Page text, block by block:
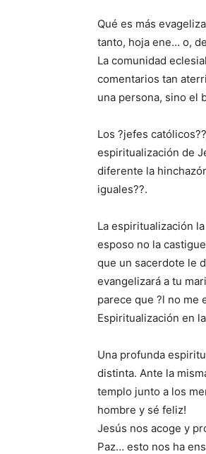
Qué es más
tanto, hoja ene… o,
La comunidad
comentarios tan
una persona, sino el
Los ?jefes
espiritualización de
diferente la
iguales??.
La espiritualización
esposo no la
que un sacerdote le
evangelizará a tu
parece que ?l no me
Espiritualización en
Una profunda
distinta. Ante la
templo junto a los
hombre y sé feliz!
Jesús nos acoge y
Paz… esto nos ha